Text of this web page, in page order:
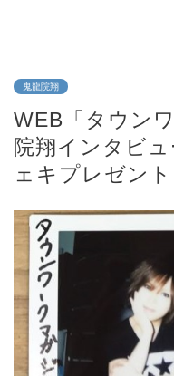
鬼龍院翔
WEB「タウン
院翔インタビ
ェキプレゼント